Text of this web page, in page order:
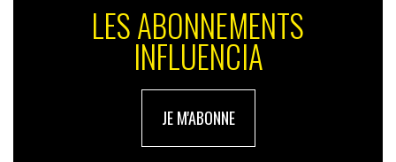
LES ABONNEMENTS
INFLUENCIA
JE M'ABONNE